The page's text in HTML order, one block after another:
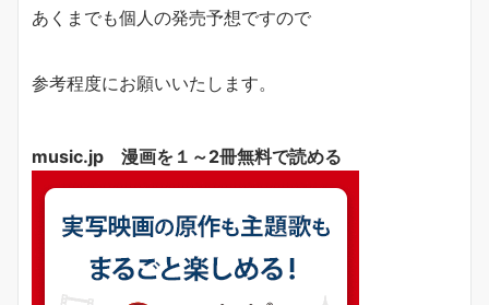
あくまでも個人の発売予想ですので
参考程度にお願いいたします。
music.jp 漫画を１～2冊無料で読める